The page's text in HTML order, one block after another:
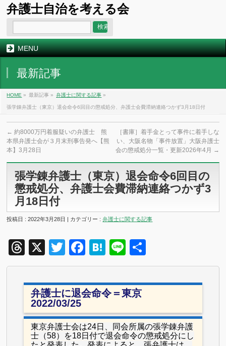
弁護士自治を考える会
MENU
最新記事
HOME » 最新記事 » 弁護士に関する記事 »
張学錬弁護士（東京）退会命令6回目の懲戒処分、弁護士会費滞納連絡つかず3月18日付
← 約8000万円着服疑いの弁護士 熊
本県弁護士会が３月末刑事告発へ【熊
本】3月28日
［書庫］着手金とって事件に着手しな
い、大阪名物「事件放置」大阪弁護士
会の懲戒処分一覧・更新2026年4月 →
張学錬弁護士（東京）退会命令6回目の
懲戒処分、弁護士会費滞納連絡つかず3
月18日付
投稿日 : 2022年3月28日 | カテゴリー :弁護士に関する記事
Threads
X TwitterFacebook
Hatena
Line
有
弁護士に退会命令＝東京
2022/03/25
東京弁護士会は24日、同会所属の張学錬弁護
士（58）を18日付で退会命令の懲戒処分にし